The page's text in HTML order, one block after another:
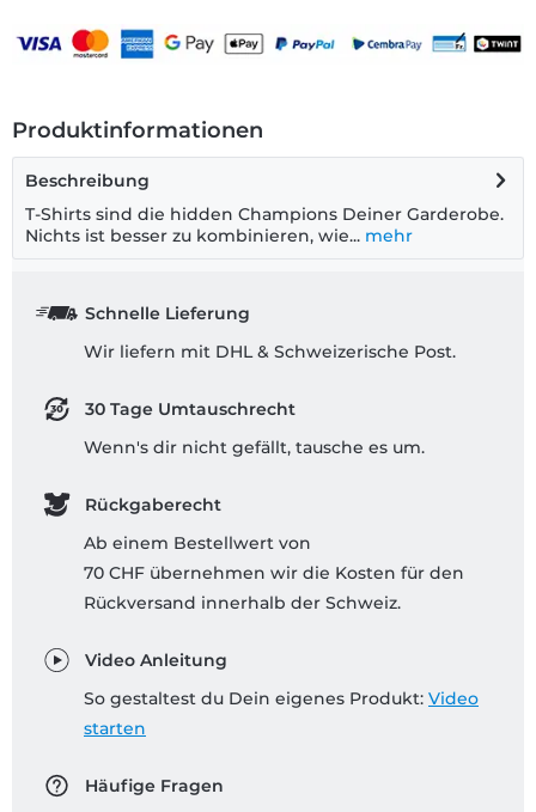
Produktinformationen
Beschreibung
T-Shirts sind die hidden Champions Deiner Garderobe.
Nichts ist besser zu kombinieren, wie... mehr
Schnelle Lieferung
Wir liefern mit DHL & Schweizerische Post.
30 Tage Umtauschrecht
Wenn's dir nicht gefällt, tausche es um.
Rückgaberecht
Ab einem Bestellwert von
70 CHF übernehmen wir die Kosten für den
Rückversand innerhalb der Schweiz.
Video Anleitung
So gestaltest du Dein eigenes Produkt: Video
starten
Häufige Fragen